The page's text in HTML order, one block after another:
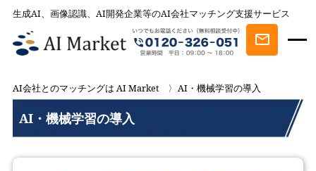
生成AI、画像認識、AI開発企業等のAI会社マッチング支援サービス
AI会社とのマッチングは AI Market AI・機械学習の導入
AI・機械学習の導入